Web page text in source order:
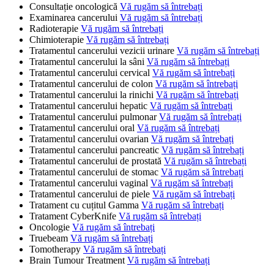
Consultație oncologică Vă rugăm să întrebați
Examinarea cancerului Vă rugăm să întrebați
Radioterapie Vă rugăm să întrebați
Chimioterapie Vă rugăm să întrebați
Tratamentul cancerului vezicii urinare Vă rugăm să întrebați
Tratamentul cancerului la sâni Vă rugăm să întrebați
Tratamentul cancerului cervical Vă rugăm să întrebați
Tratamentul cancerului de colon Vă rugăm să întrebați
Tratamentul cancerului la rinichi Vă rugăm să întrebați
Tratamentul cancerului hepatic Vă rugăm să întrebați
Tratamentul cancerului pulmonar Vă rugăm să întrebați
Tratamentul cancerului oral Vă rugăm să întrebați
Tratamentul cancerului ovarian Vă rugăm să întrebați
Tratamentul cancerului pancreatic Vă rugăm să întrebați
Tratamentul cancerului de prostată Vă rugăm să întrebați
Tratamentul cancerului de stomac Vă rugăm să întrebați
Tratamentul cancerului vaginal Vă rugăm să întrebați
Tratamentul cancerului de piele Vă rugăm să întrebați
Tratament cu cuțitul Gamma Vă rugăm să întrebați
Tratament CyberKnife Vă rugăm să întrebați
Oncologie Vă rugăm să întrebați
Truebeam Vă rugăm să întrebați
Tomotherapy Vă rugăm să întrebați
Brain Tumour Treatment Vă rugăm să întrebați